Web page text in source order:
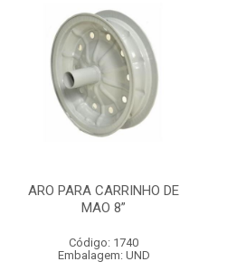
ARO PARA CARRINHO DE
MAO 8”
Código: 1740
Embalagem: UND